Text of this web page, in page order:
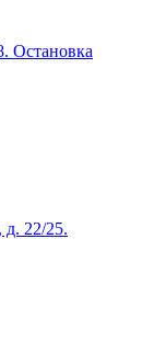
Остановка
д. 22/25.